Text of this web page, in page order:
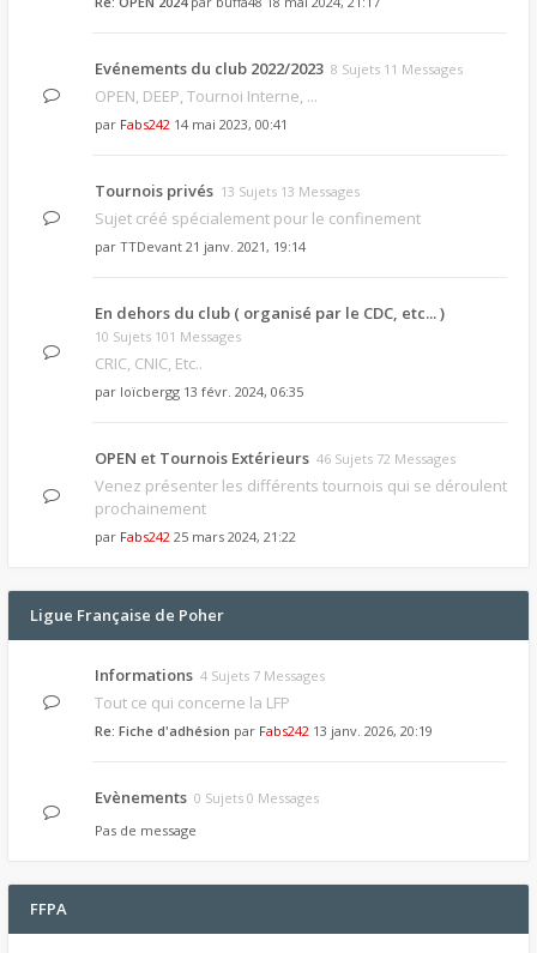
Evénements du club 2022/2023 8 Sujets 11 Messages
OPEN, DEEP, Tournoi Interne, ...
par Fabs242 14 mai 2023, 00:41
Tournois privés 13 Sujets 13 Messages
Sujet créé spécialement pour le confinement
par TTDevant 21 janv. 2021, 19:14
En dehors du club ( organisé par le CDC, etc... )
10 Sujets 101 Messages
CRIC, CNIC, Etc..
par loïcbergg 13 févr. 2024, 06:35
OPEN et Tournois Extérieurs 46 Sujets 72 Messages
Venez présenter les différents tournois qui se déroulent
prochainement
par Fabs242 25 mars 2024, 21:22
Ligue Française de Poher
Informations 4 Sujets 7 Messages
Tout ce qui concerne la LFP
Re: Fiche d'adhésion par Fabs242 13 janv. 2026, 20:19
Evènements 0 Sujets 0 Messages
Pas de message
FFPA